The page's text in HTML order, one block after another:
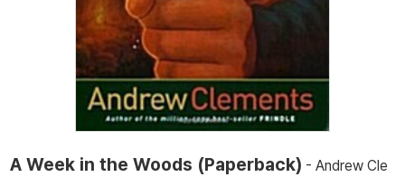
A Week in the Woods (Paperback) - Andrew Cle